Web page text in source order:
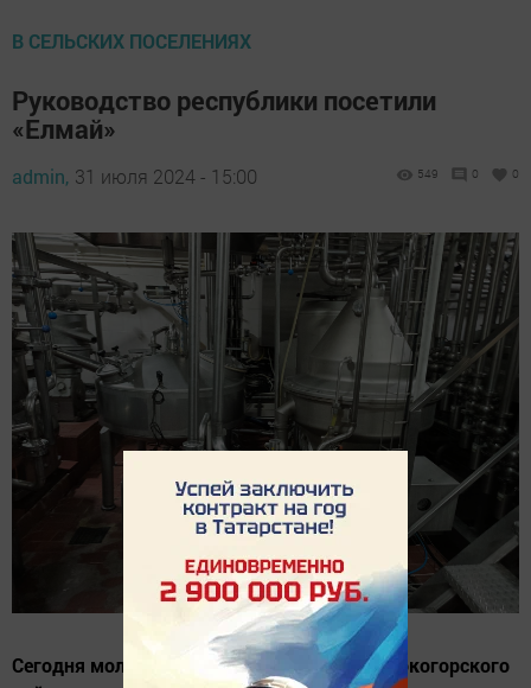
В СЕЛЬСКИХ ПОСЕЛЕНИЯХ
Руководство республики посетили
«Елмай»
admin, 31 июля 2024 - 15:00 549 0 0
Сегодня молочный комбинат «Елмай» Высокогорского